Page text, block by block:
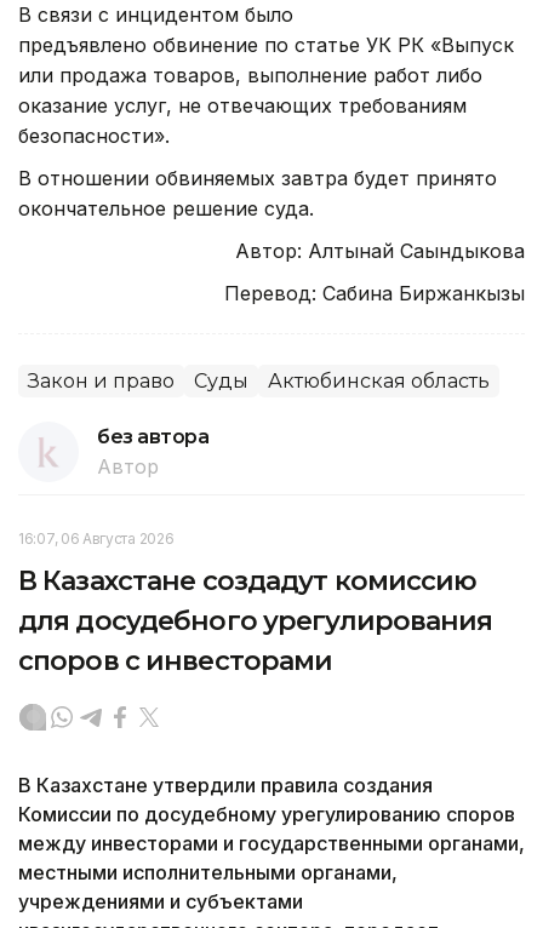
В связи с инцидентом было
предъявлено обвинение по статье УК РК «Выпуск
или продажа товаров, выполнение работ либо
оказание услуг, не отвечающих требованиям
безопасности».
В отношении обвиняемых завтра будет принято
окончательное решение суда.
Автор: Алтынай Сағындыкова
Перевод: Сабина Биржанкызы
Закон и право Суды Актюбинская область
без автора
Автор
16:07, 06 Августа 2026
В Казахстане создадут комиссию
для досудебного урегулирования
споров с инвесторами
В Казахстане утвердили правила создания
Комиссии по досудебному урегулированию споров
между инвесторами и государственными органами,
местными исполнительными органами,
учреждениями и субъектами